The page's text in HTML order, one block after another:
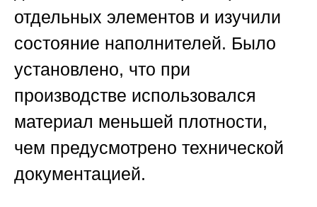
отдельных элементов и изучили
состояние наполнителей. Было
установлено, что при
производстве использовался
материал меньшей плотности,
чем предусмотрено технической
документацией.